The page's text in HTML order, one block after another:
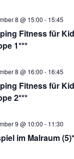
Fitness für
1***
8 @ 15:00 - 15:45
Fitness für
2***
8 @ 16:00 - 16:45
im Malraum
9 @ 10:00 - 11:30